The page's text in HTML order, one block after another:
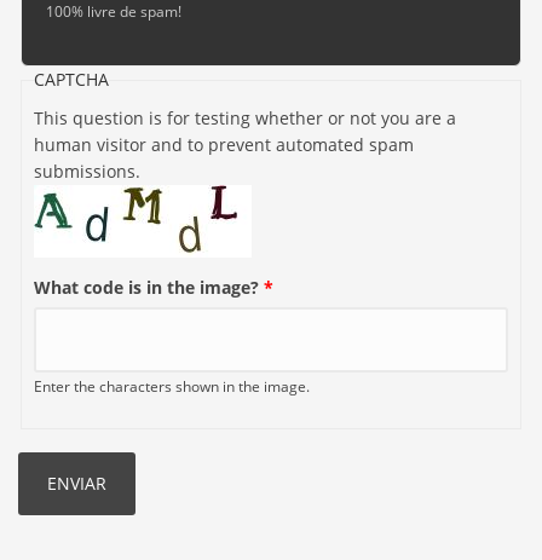
100% livre de spam!
CAPTCHA
This question is for testing whether or not you are a
human visitor and to prevent automated spam
submissions.
What code is in the image? *
Enter the characters shown in the image.